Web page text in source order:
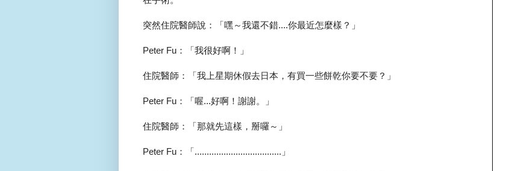
突然住院醫師說：「嘿～我還不錯....你最近怎麼樣？」
Peter Fu：「我很好啊！」
住院醫師：「我上星期休假去日本，有買一些餅乾你要不要？」
Peter Fu：「喔...好啊！謝謝。」
住院醫師：「那就先這樣，掰囉～」
Peter Fu：「....................................」